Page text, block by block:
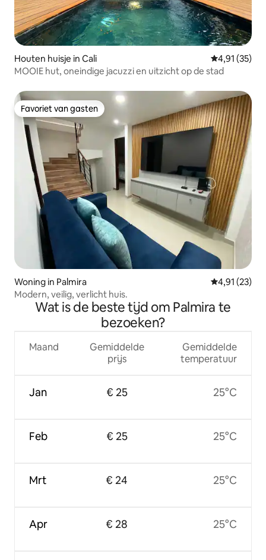
Houten huisje in Cali Gemiddelde
4,91 (35)
MOOIE hut, oneindige jacuzzi en uitzicht op de stad
Favoriet van gasten
Favoriet van gasten
Woning in Palmira Gemiddelde
4,91 (23)
Modern, veilig, verlicht huis.
Wat is de beste tijd om Palmira te
bezoeken?
Maand
Jan
Feb
Mrt
Apr
Gemiddelde
prijs
€ 25
€ 25
€ 24
€ 28
Gemiddelde
temperatuur
25°C
25°C
25°C
25°C